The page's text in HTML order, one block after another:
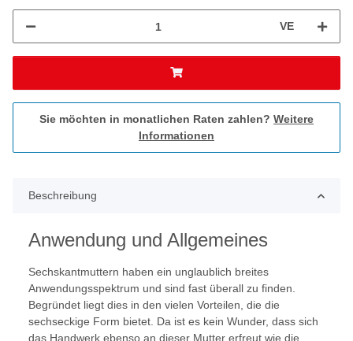
VE
Sie möchten in monatlichen Raten zahlen? Weitere
Informationen
Beschreibung
Anwendung und Allgemeines
Sechskantmuttern haben ein unglaublich breites
Anwendungsspektrum und sind fast überall zu finden.
Begründet liegt dies in den vielen Vorteilen, die die
sechseckige Form bietet. Da ist es kein Wunder, dass sich
das Handwerk ebenso an dieser Mutter erfreut wie die